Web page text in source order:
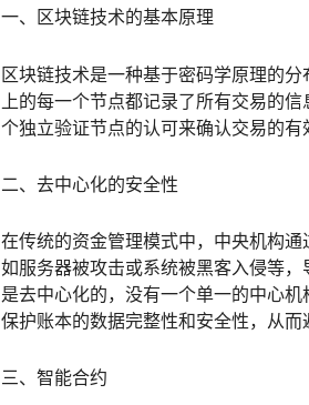
一、区块链技术的基本原理
区块链技术是一种基于密码学原理的
上的每一个节点都记录了所有交易的
个独立验证节点的认可来确认交易的有
二、去中心化的安全性
在传统的资金管理模式中，中央机构
如服务器被攻击或系统被黑客入侵等
是去中心化的，没有一个单一的中心
保护账本的数据完整性和安全性，从而
三、智能合约